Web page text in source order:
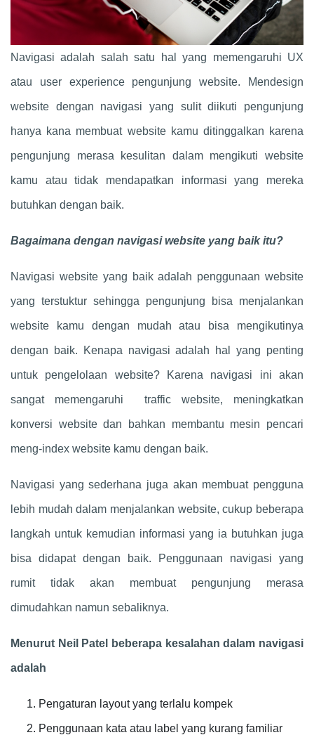
Navigasi adalah salah satu hal yang memengaruhi UX
atau user experience pengunjung website. Mendesign
website dengan navigasi yang sulit diikuti pengunjung
hanya kana membuat website kamu ditinggalkan karena
pengunjung merasa kesulitan dalam mengikuti website
kamu atau tidak mendapatkan informasi yang mereka
butuhkan dengan baik.
Bagaimana dengan navigasi website yang baik itu?
Navigasi website yang baik adalah penggunaan website
yang terstuktur sehingga pengunjung bisa menjalankan
website kamu dengan mudah atau bisa mengikutinya
dengan baik. Kenapa navigasi adalah hal yang penting
untuk pengelolaan website? Karena navigasi ini akan
sangat memengaruhi traffic website, meningkatkan
konversi website dan bahkan membantu mesin pencari
meng-index website kamu dengan baik.
Navigasi yang sederhana juga akan membuat pengguna
lebih mudah dalam menjalankan website, cukup beberapa
langkah untuk kemudian informasi yang ia butuhkan juga
bisa didapat dengan baik. Penggunaan navigasi yang
rumit tidak akan membuat pengunjung merasa
dimudahkan namun sebaliknya.
Menurut Neil Patel beberapa kesalahan dalam navigasi
adalah
Pengaturan layout yang terlalu kompek
Penggunaan kata atau label yang kurang familiar